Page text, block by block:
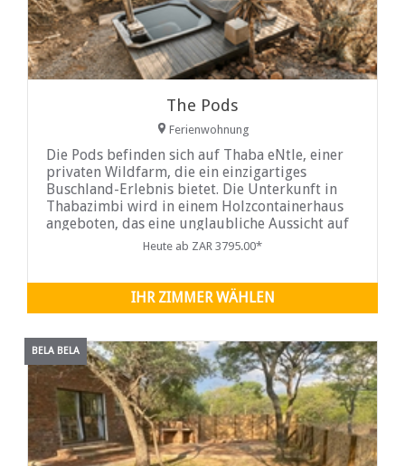
The Pods
Ferienwohnung
Die Pods befinden sich auf Thaba eNtle, einer
privaten Wildfarm, die ein einzigartiges
Buschland-Erlebnis bietet. Die Unterkunft in
Thabazimbi wird in einem Holzcontainerhaus
angeboten, das eine unglaubliche Aussicht auf
die umliegende Thaba eNtle Private Boutique
Heute ab ZAR 3795.00*
IHR ZIMMER WÄHLEN
BELA BELA